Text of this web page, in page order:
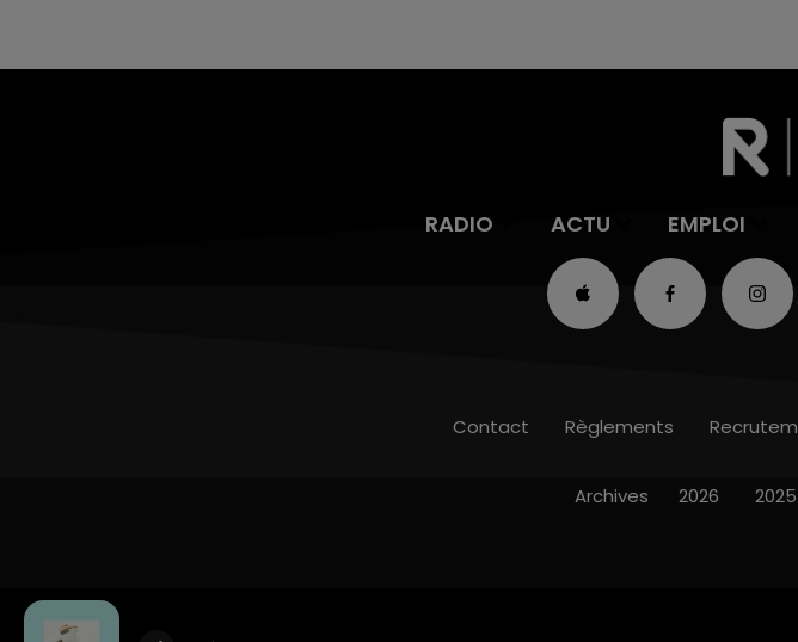
RADIO ACTU EMPLOI
Contact Règlements
Archives 2026 2025